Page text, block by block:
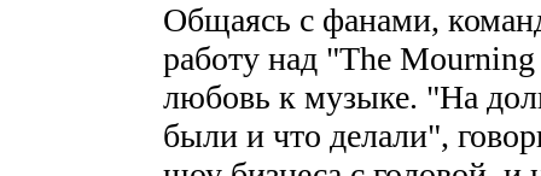
Общаясь с фанами,
работу над "The
любовь к музыке. "На
были и что делали",